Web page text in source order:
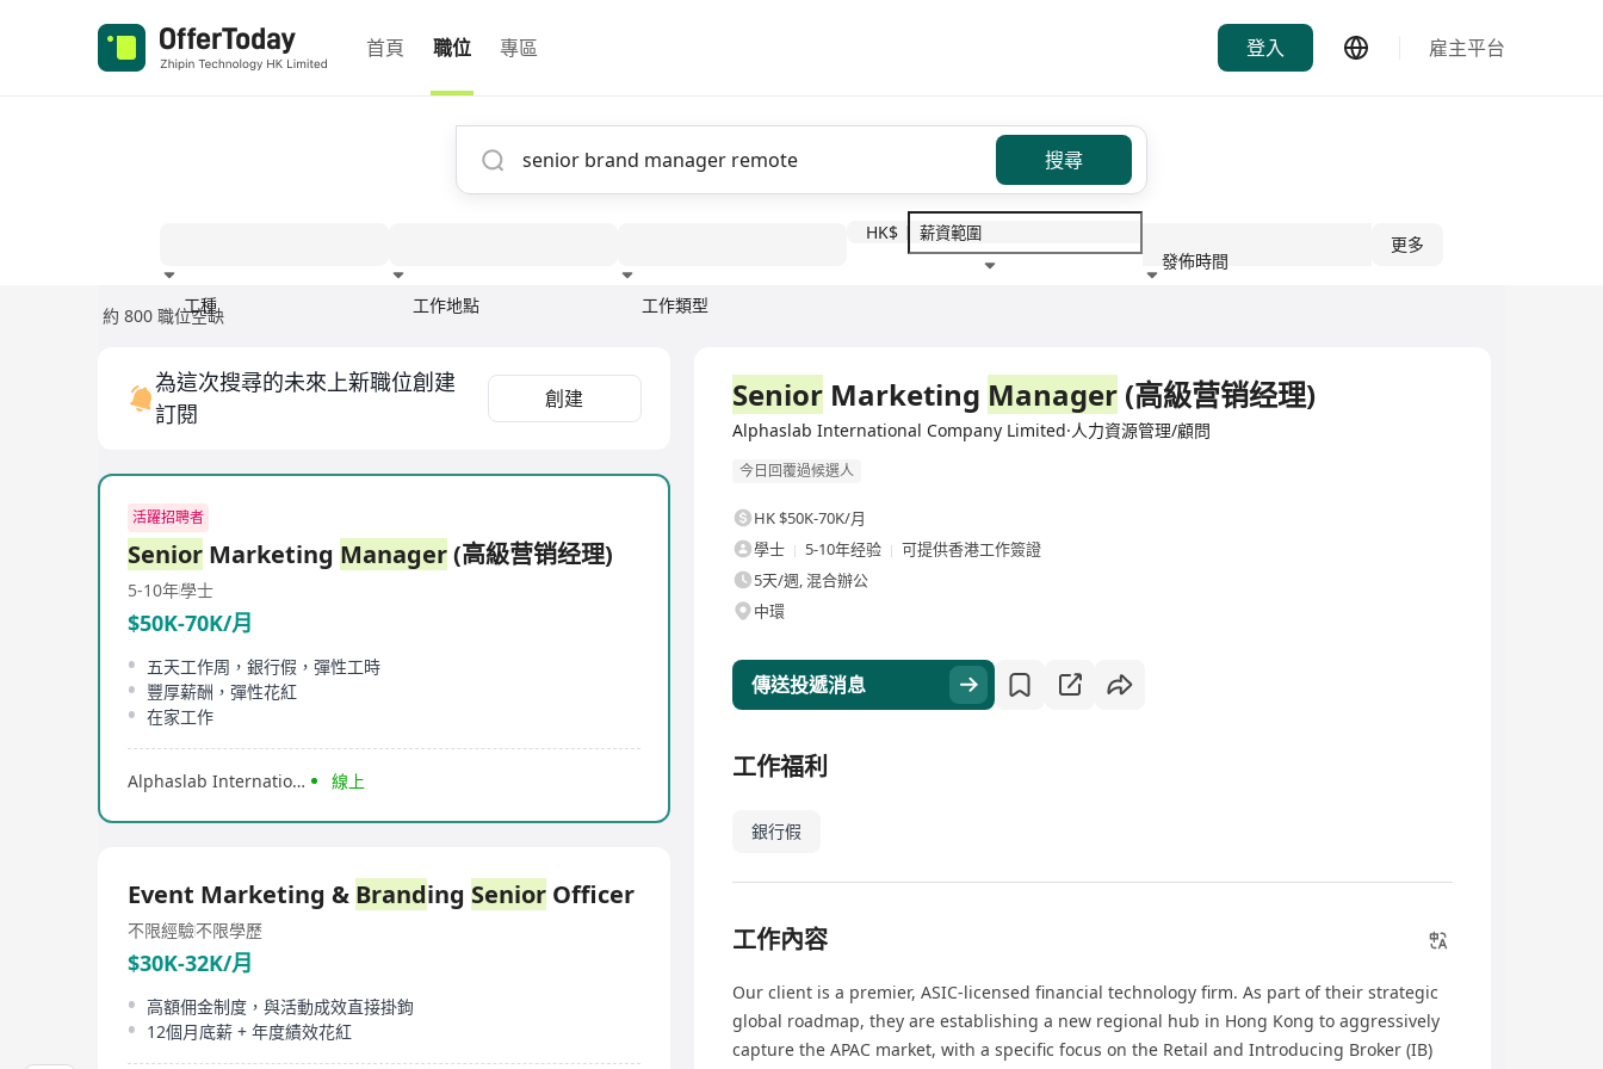
首頁 職位 專區 登入 雇主平台
搜尋
工種 工作地點 工作類型
HK$
發佈時間
更多
約 800 職位空缺
為這次搜尋的未來上新職位創建
訂閱
創建
活躍招聘者
Senior Marketing Manager(高級营销经理)
5-10年學士
$50K-70K/月
五天工作周，銀行假，彈性工時
豐厚薪酬，彈性花紅
在家工作
Alphaslab International Company Limited 線上
Event Marketing & Branding Senior Officer
不限經驗不限學歷
$30K-32K/月
高額佣金制度，與活動成效直接掛鉤
12個月底薪 + 年度績效花紅
Senior Marketing Manager (高級营销经理)
Alphaslab International Company Limited·人力資源管理/顧問
今日回覆過候選人
HK $50K-70K/月
學士
5-10年经验
可提供香港工作簽證
5天/週, 混合辦公
中環
傳送投遞消息
工作福利
銀行假
工作內容
Our client is a premier, ASIC-licensed financial technology firm. As part of their strategic
global roadmap, they are establishing a new regional hub in Hong Kong to aggressively
capture the APAC market, with a specific focus on the Retail and Introducing Broker (IB)